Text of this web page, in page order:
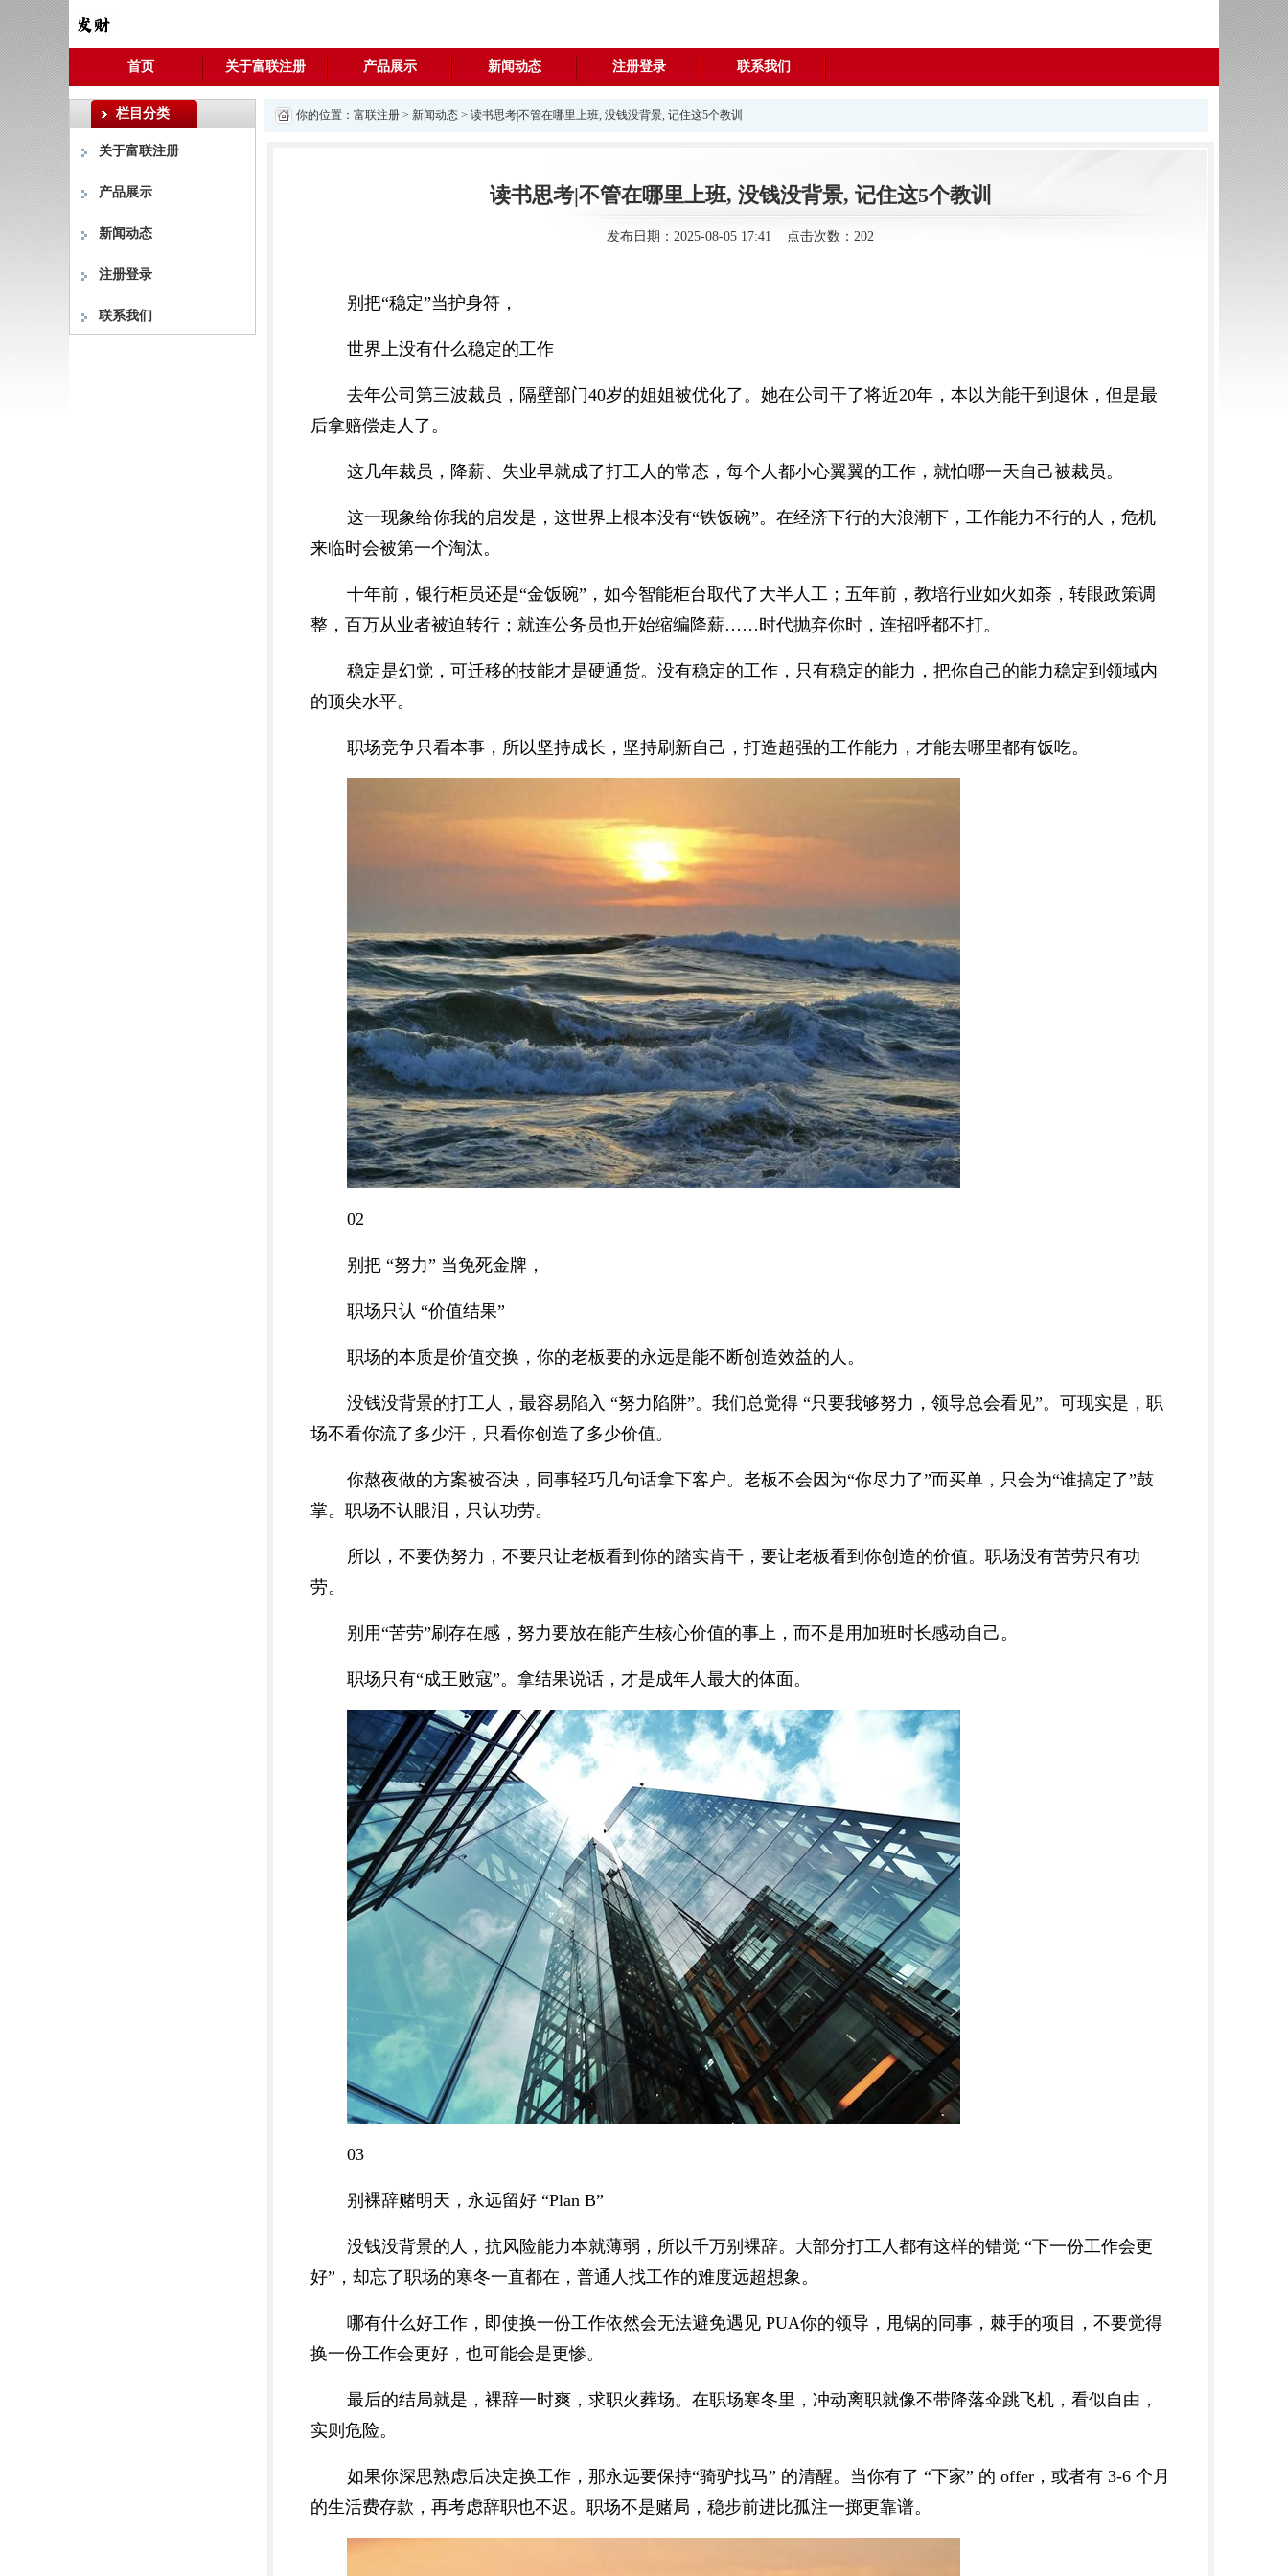
首页 关于富联注册 产品展示 新闻动态 注册登录 联系我们
栏目分类
关于富联注册
产品展示
新闻动态
注册登录
联系我们
你的位置： 富联注册 > 新闻动态 > 读书思考|不管在哪里上班, 没钱没背景, 记住这5个教训
读书思考|不管在哪里上班, 没钱没背景, 记住这5个教训
发布日期：2025-08-05 17:41 点击次数：202
别把“稳定”当护身符，
世界上没有什么稳定的工作
去年公司第三波裁员，隔壁部门40岁的姐姐被优化了。她在公司干了将近20年，本以为能干到退休，但是最
后拿赔偿走人了。
这几年裁员，降薪、失业早就成了打工人的常态，每个人都小心翼翼的工作，就怕哪一天自己被裁员。
这一现象给你我的启发是，这世界上根本没有“铁饭碗”。在经济下行的大浪潮下，工作能力不行的人，危机
来临时会被第一个淘汰。
十年前，银行柜员还是“金饭碗”，如今智能柜台取代了大半人工；五年前，教培行业如火如荼，转眼政策调
整，百万从业者被迫转行；就连公务员也开始缩编降薪……时代抛弃你时，连招呼都不打。
稳定是幻觉，可迁移的技能才是硬通货。没有稳定的工作，只有稳定的能力，把你自己的能力稳定到领域内
的顶尖水平。
职场竞争只看本事，所以坚持成长，坚持刷新自己，打造超强的工作能力，才能去哪里都有饭吃。
02
别把 “努力” 当免死金牌，
职场只认 “价值结果”
职场的本质是价值交换，你的老板要的永远是能不断创造效益的人。
没钱没背景的打工人，最容易陷入 “努力陷阱”。我们总觉得 “只要我够努力，领导总会看见”。可现实是，职
场不看你流了多少汗，只看你创造了多少价值。
你熬夜做的方案被否决，同事轻巧几句话拿下客户。老板不会因为“你尽力了”而买单，只会为“谁搞定了”鼓
掌。职场不认眼泪，只认功劳。
所以，不要伪努力，不要只让老板看到你的踏实肯干，要让老板看到你创造的价值。职场没有苦劳只有功
劳。
别用“苦劳”刷存在感，努力要放在能产生核心价值的事上，而不是用加班时长感动自己。
职场只有“成王败寇”。拿结果说话，才是成年人最大的体面。
03
别裸辞赌明天，永远留好 “Plan B”
没钱没背景的人，抗风险能力本就薄弱，所以千万别裸辞。大部分打工人都有这样的错觉 “下一份工作会更
好”，却忘了职场的寒冬一直都在，普通人找工作的难度远超想象。
哪有什么好工作，即使换一份工作依然会无法避免遇见 PUA你的领导，甩锅的同事，棘手的项目，不要觉得
换一份工作会更好，也可能会是更惨。
最后的结局就是，裸辞一时爽，求职火葬场。在职场寒冬里，冲动离职就像不带降落伞跳飞机，看似自由，
实则危险。
如果你深思熟虑后决定换工作，那永远要保持“骑驴找马” 的清醒。当你有了 “下家” 的 offer，或者有 3-6 个月
的生活费存款，再考虑辞职也不迟。职场不是赌局，稳步前进比孤注一掷更靠谱。